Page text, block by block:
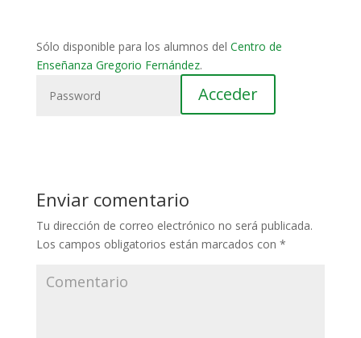
Sólo disponible para los alumnos del Centro de
Enseñanza Gregorio Fernández.
Enviar comentario
Tu dirección de correo electrónico no será publicada.
Los campos obligatorios están marcados con *